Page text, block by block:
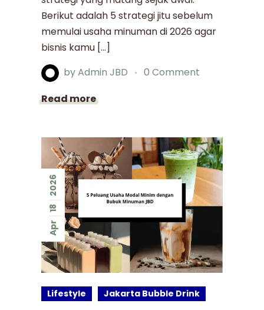
Berikut adalah 5 strategi jitu sebelum
memulai usaha minuman di 2026 agar
bisnis kamu […]
byAdmin JBD
0 Comment
Read more
Apr
18
2026
Lifestyle Jakarta Bubble Drink